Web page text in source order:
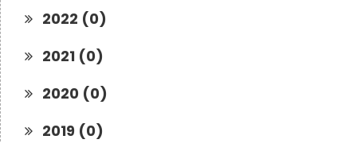
2022 (0)
2021 (0)
2020 (0)
2019 (0)